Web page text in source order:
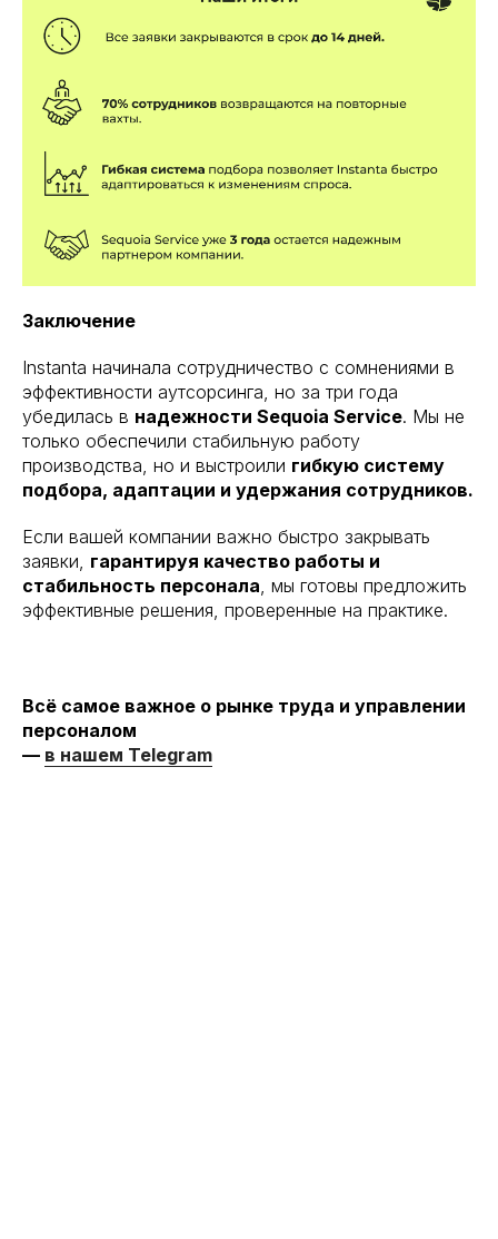
Заключение
Instanta начинала сотрудничество с сомнениями в
эффективности аутсорсинга, но за три года
убедилась в надежности Sequoia Service. Мы не
только обеспечили стабильную работу
производства, но и выстроили гибкую систему
подбора, адаптации и удержания сотрудников.
Если вашей компании важно быстро закрывать
заявки, гарантируя качество работы и
стабильность персонала , мы готовы предложить
эффективные решения, проверенные на практике.
Всё самое важное о рынке труда и управлении
персоналом
— в нашем Telegram
Читать
легко масштабировать
и низкая текучка